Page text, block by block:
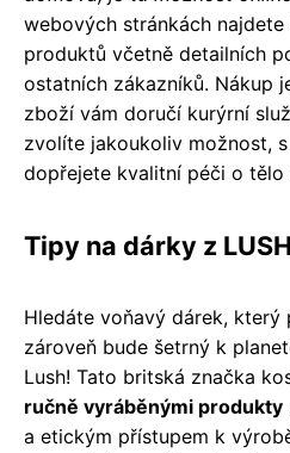
webových stránkách
produktů včetně detailních
ostatních zákazníků. Nákup
zboží vám doručí kurýrní
zvolíte jakoukoliv možnost,
dopřejete kvalitní péči o tělo
Tipy na dárky z LUSH
Hledáte voňavý dárek, který
zároveň bude šetrný k
Lush! Tato britská značka
ručně vyráběnými produkty
a etickým přístupem k